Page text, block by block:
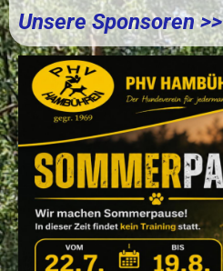
Unsere Sponsoren >>